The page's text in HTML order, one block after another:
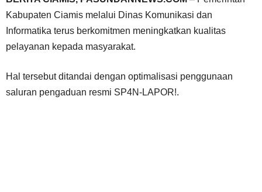
Kabupaten Ciamis melalui Dinas Komunikasi dan
Informatika terus berkomitmen meningkatkan kualitas
pelayanan kepada masyarakat.
Hal tersebut ditandai dengan optimalisasi penggunaan
saluran pengaduan resmi SP4N-LAPOR!.